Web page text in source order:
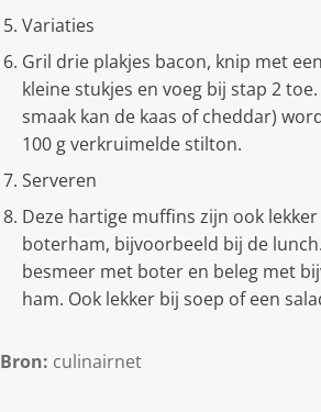
Variaties
Gril drie plakjes bacon, knip met
kleine stukjes en voeg bij stap 2
smaak kan de kaas of cheddar)
100 g verkruimelde stilton.
Serveren
Deze hartige muffins zijn ook
boterham, bijvoorbeeld bij de
besmeer met boter en beleg met
ham. Ook lekker bij soep of een
Bron: culinairnet